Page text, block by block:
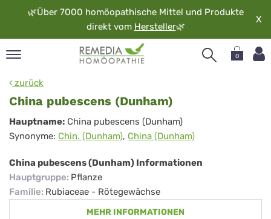
🌿Über 7000 homöopathische Mittel und Produkte
direkt vom Hersteller🌿
X
0
zurück
China pubescens (Dunham)
China
pubescens
(Dunham)
Hauptname: China pubescens (Dunham)
Synonyme: Chin. (Dunham), China (Dunham)
China pubescens (Dunham) Informationen
Hauptgruppe: Pflanze
Familie: Rubiaceae - Rötegewächse
MEHR INFORMATIONEN